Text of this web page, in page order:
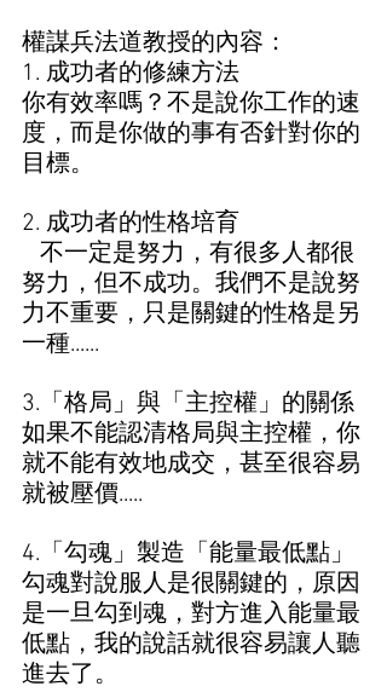
權謀兵法道教授的內容：
1. 成功者的修練方法
你有效率嗎？不是說你工作的速
度，而是你做的事有否針對你的
目標。
2. 成功者的性格培育
不一定是努力，有很多人都很
努力，但不成功。我們不是說努
力不重要，只是關鍵的性格是另
一種......
3.「格局」與「主控權」的關係
如果不能認清格局與主控權，你
就不能有效地成交，甚至很容易
就被壓價.....
4.「勾魂」製造「能量最低點」
勾魂對說服人是很關鍵的，原因
是一旦勾到魂，對方進入能量最
低點，我的說話就很容易讓人聽
進去了。